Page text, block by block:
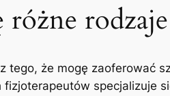
różne
tego, że mogę zaoferować
fizjoterapeutów specjalizuje